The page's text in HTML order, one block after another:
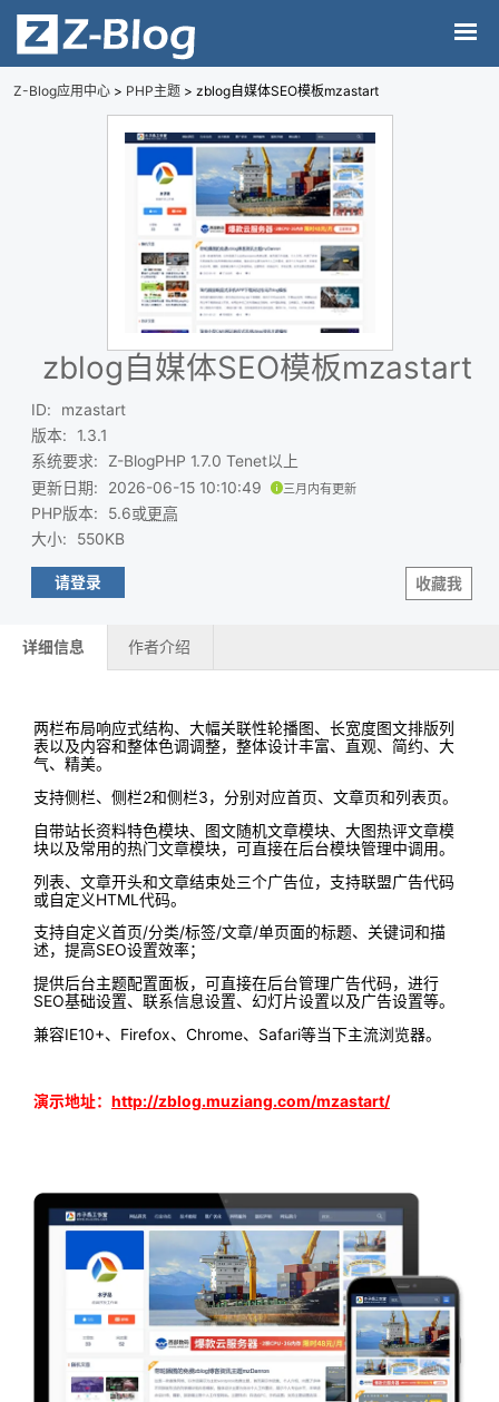
Z-Blog应用中心 > PHP主题 > zblog自媒体SEO模板mzastart
zblog自媒体SEO模板mzastart
ID:
mzastart
版本:
1.3.1
系统要求:
Z-BlogPHP 1.7.0 Tenet以上
更新日期: 2026-06-15 10:10:49 三月内有更新
PHP版本: 5.6或更高
大小: 550KB
收藏我
请登录
详细信息 作者介绍
两栏布局响应式结构、大幅关联性轮播图、长宽度图文排版列
表以及内容和整体色调调整，整体设计丰富、直观、简约、大
气、精美。
支持侧栏、侧栏2和侧栏3，分别对应首页、文章页和列表页。
自带站长资料特色模块、图文随机文章模块、大图热评文章模
块以及常用的热门文章模块，可直接在后台模块管理中调用。
列表、文章开头和文章结束处三个广告位，支持联盟广告代码
或自定义HTML代码。
支持自定义首页/分类/标签/文章/单页面的标题、关键词和描
述，提高SEO设置效率；
提供后台主题配置面板，可直接在后台管理广告代码，进行
SEO基础设置、联系信息设置、幻灯片设置以及广告设置等。
兼容IE10+、Firefox、Chrome、Safari等当下主流浏览器。
演示地址： http://zblog.muziang.com/mzastart/